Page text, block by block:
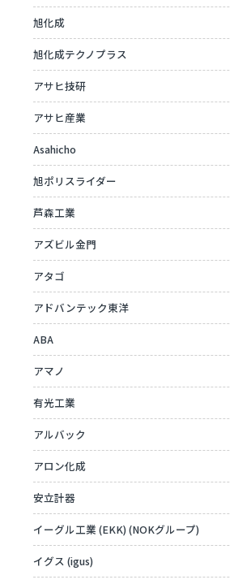
旭化成
旭化成テクノプラス
アサヒ技研
アサヒ産業
Asahicho
旭ポリスライダー
芦森工業
アズビル金門
アタゴ
アドバンテック東洋
ABA
アマノ
有光工業
アルバック
アロン化成
安立計器
イーグル工業 (EKK) (NOKグループ)
イグス (igus)